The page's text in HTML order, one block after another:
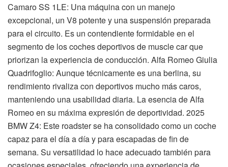
Camaro SS 1LE: Una máquina con un manejo
excepcional, un V8 potente y una suspensión preparada
para el circuito. Es un contendiente formidable en el
segmento de los coches deportivos de muscle car que
priorizan la experiencia de conducción. Alfa Romeo Giulia
Quadrifoglio: Aunque técnicamente es una berlina, su
rendimiento rivaliza con deportivos mucho más caros,
manteniendo una usabilidad diaria. La esencia de Alfa
Romeo en su máxima expresión de deportividad. 2025
BMW Z4: Este roadster se ha consolidado como un coche
capaz para el día a día y para escapadas de fin de
semana. Su versatilidad lo hace adecuado también para